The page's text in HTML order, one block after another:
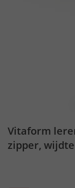
Vitaform
zipper,